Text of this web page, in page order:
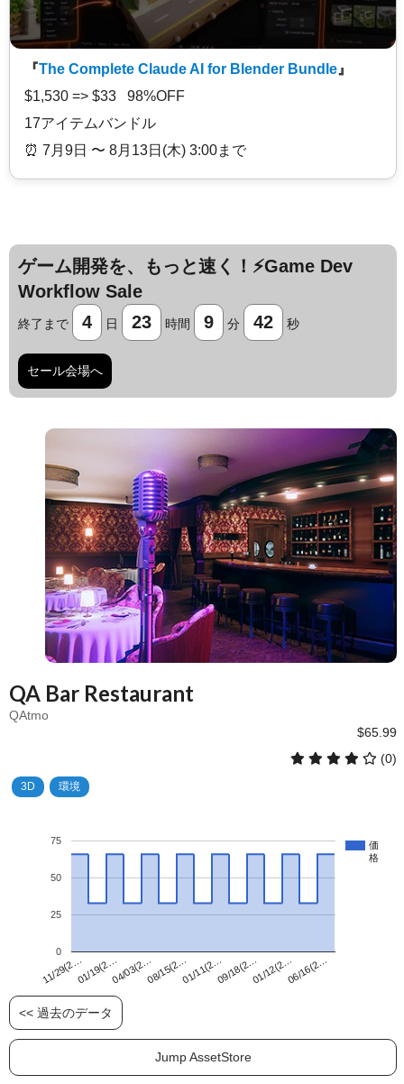
『The Complete Claude AI for Blender Bundle 』
$1,530 => $33 98%OFF
17アイテムバンドル
⏰️ 7月9日 〜 8月13日(木) 3:00まで
ゲーム開発を、もっと速く！⚡️Game Dev
Workflow Sale
終了まで 4 日 23 時間 9 分 41 秒
セール会場へ
QA Bar Restaurant
QAtmo
$65.99
(0)
3D 環境
価
格
11/29(2…01/19(2…04/03(2…08/15(2…01/11(2…09/18(2…01/12(2…06/16(2…
0
25
50
75
<< 過去のデータ
Jump AssetStore